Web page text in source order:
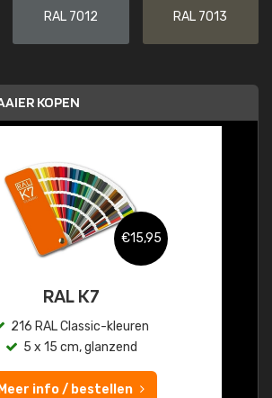
RAL 7012 RAL 7013
KOPEN
€15,95
RAL K7
216 RAL Classic-kleuren
5 x 15 cm, glanzend
Meer info / bestellen